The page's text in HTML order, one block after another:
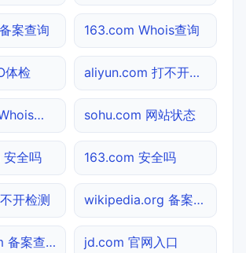
案查询 163.com Whois查询
体检 aliyun.com 打不开检测
zhihu.com Whois查询 sohu.com 网站状态
全吗 163.com 安全吗
开检测 wikipedia.org 备案查询
google.com 备案查询 jd.com 官网入口